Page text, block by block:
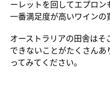
ーレットを回してエプロ
一番満足度が高いワインの
オーストラリアの田舎は
できないことがたくさん
ってみてください。